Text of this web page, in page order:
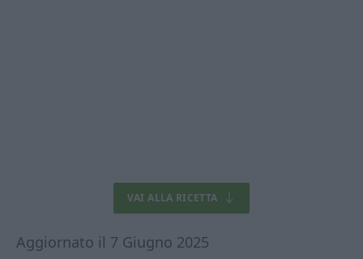
VAI ALLA RICETTA
Aggiornato il 7 Giugno 2025